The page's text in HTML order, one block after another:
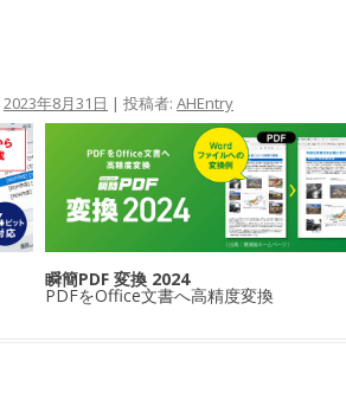
2023年8月31日 | 投稿者: AHEntry
瞬簡PDF 変換 2024
PDFをOffice文書へ高精度変換